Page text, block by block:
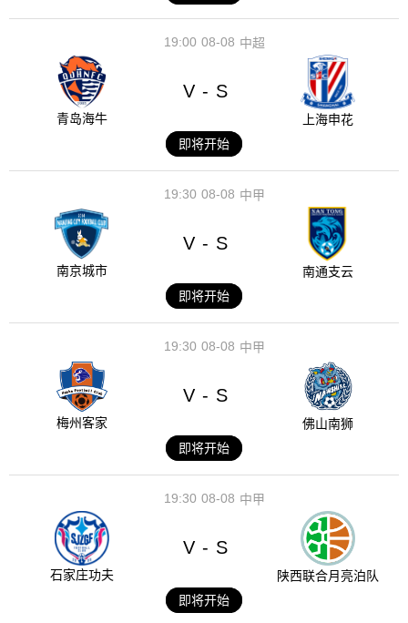
08-08
19:00 中超
青岛海牛
V - S
上海申花
即将开始
08-08
19:30 中甲
南京城市
V - S
南通支云
即将开始
08-08
19:30 中甲
梅州客家
V - S
佛山南狮
即将开始
08-08
19:30 中甲
石家庄功夫
V - S
陕西联合月亮泊队
即将开始